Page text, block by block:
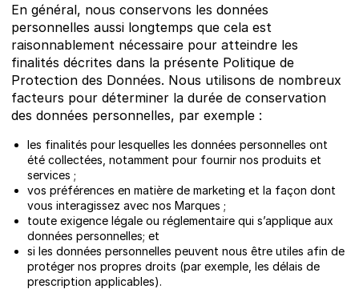
En général, nous conservons les données
personnelles aussi longtemps que cela est
raisonnablement nécessaire pour atteindre les
finalités décrites dans la présente Politique de
Protection des Données. Nous utilisons de nombreux
facteurs pour déterminer la durée de conservation
des données personnelles, par exemple :
les finalités pour lesquelles les données personnelles ont
été collectées, notamment pour fournir nos produits et
services ;
vos préférences en matière de marketing et la façon dont
vous interagissez avec nos Marques ;
toute exigence légale ou réglementaire qui s’applique aux
données personnelles; et
si les données personnelles peuvent nous être utiles afin de
protéger nos propres droits (par exemple, les délais de
prescription applicables).